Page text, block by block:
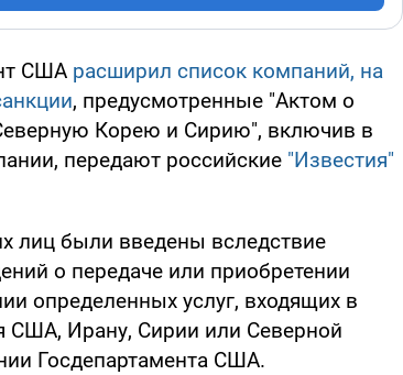
США расширил список компаний, на
, предусмотренные "Актом о
Корею и Сирию", включив в
передают российские "Известия"
лиц были введены вследствие
о передаче или приобретении
определенных услуг, входящих в
США, Ирану, Сирии или Северной
Госдепартамента США.